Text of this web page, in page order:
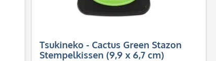
Tsukineko - Cactus Green Stazon
Stempelkissen (9,9 x 6,7 cm)